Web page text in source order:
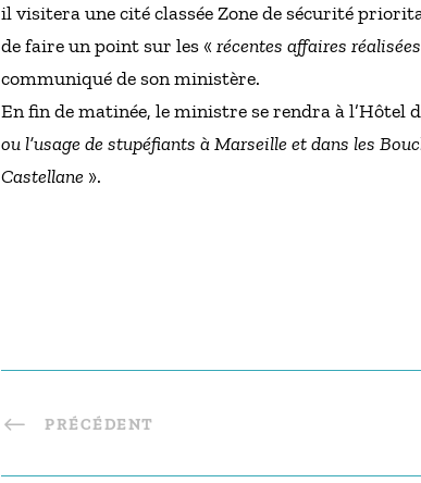
il visitera une cité classée Zone de sécurité
de faire un point sur les « récentes affaires
communiqué de son ministère.
En fin de matinée, le ministre se rendra à l’Hôtel
ou l’usage de stupéfiants à Marseille et dans les
Castellane ».
PRÉCÉDENT